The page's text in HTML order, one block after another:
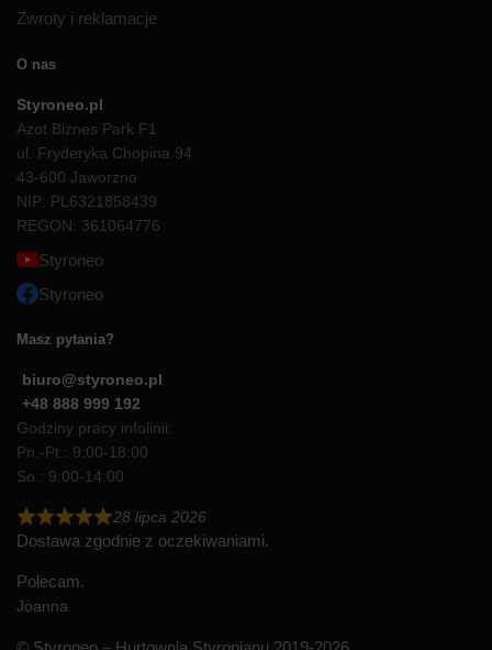
Zwroty i reklamacje
O nas
Styroneo.pl
Azot Biznes Park F1
ul. Fryderyka Chopina 94
43-600 Jaworzno
NIP: PL6321858439
REGON: 361064776
Styroneo
Styroneo
Masz pytania?
biuro@styroneo.pl
+48 888 999 192
Godziny pracy infolinii:
Pn.-Pt.: 9:00-18:00
So.: 9:00-14:00
28 lipca 2026
Dostawa zgodnie z oczekiwaniami.
Polecam.
Joanna